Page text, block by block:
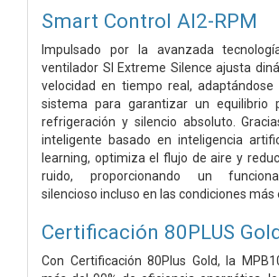
Smart Control AI2-RPM
Impulsado por la avanzada
ventilador SI Extreme Silence ajusta
velocidad en tiempo real, adaptándose
sistema para garantizar un equilibrio
refrigeración y silencio absoluto.
inteligente basado en inteligencia
learning, optimiza el flujo de aire y
ruido, proporcionando un
silencioso incluso en las condiciones más
Certificación 80PLUS
Con Certificación 80Plus Gold, la